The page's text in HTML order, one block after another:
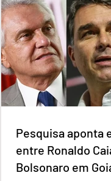
Deputados do MDB-DF
acionam direção
após apoio de
a Celina Leão
Pesquisa aponta
entre Ronaldo
Bolsonaro em